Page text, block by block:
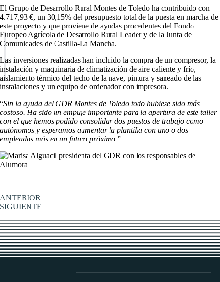
El Grupo de Desarrollo Rural Montes de Toledo ha contribuido con
4.717,93 €, un 30,15% del presupuesto total de la puesta en marcha de
este proyecto y que proviene de ayudas procedentes del Fondo
Europeo Agrícola de Desarrollo Rural Leader y de la Junta de
Comunidades de Castilla-La Mancha.
Las inversiones realizadas han incluido la compra de un compresor, la
instalación y maquinaria de climatización de aire caliente y frío,
aislamiento térmico del techo de la nave, pintura y saneado de las
instalaciones y un equipo de ordenador con impresora.
“Sin la ayuda del GDR Montes de Toledo todo hubiese sido más
costoso. Ha sido un empuje importante para la apertura de este taller
con el que hemos podido consolidar dos puestos de trabajo como
autónomos y esperamos aumentar la plantilla con uno o dos
empleados más en un futuro próximo ”.
ANTERIOR
SIGUIENTE